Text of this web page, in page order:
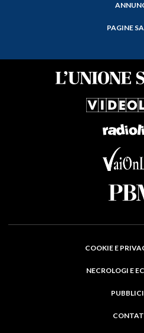
PAGINE
COOKIE E
NECROLOGI E